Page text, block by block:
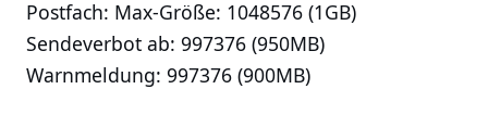
Postfach: Max-Größe: 1048576 (1GB)
Sendeverbot ab: 997376 (950MB)
Warnmeldung: 997376 (900MB)